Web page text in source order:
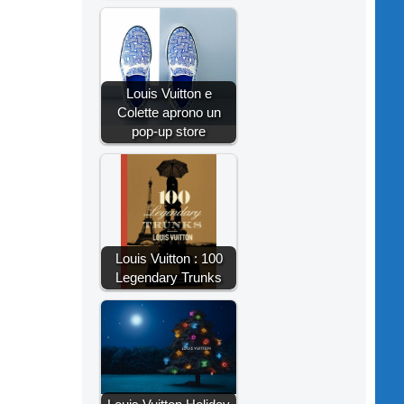
Louis Vuitton e
Colette aprono un
pop-up store
Louis Vuitton : 100
Legendary Trunks